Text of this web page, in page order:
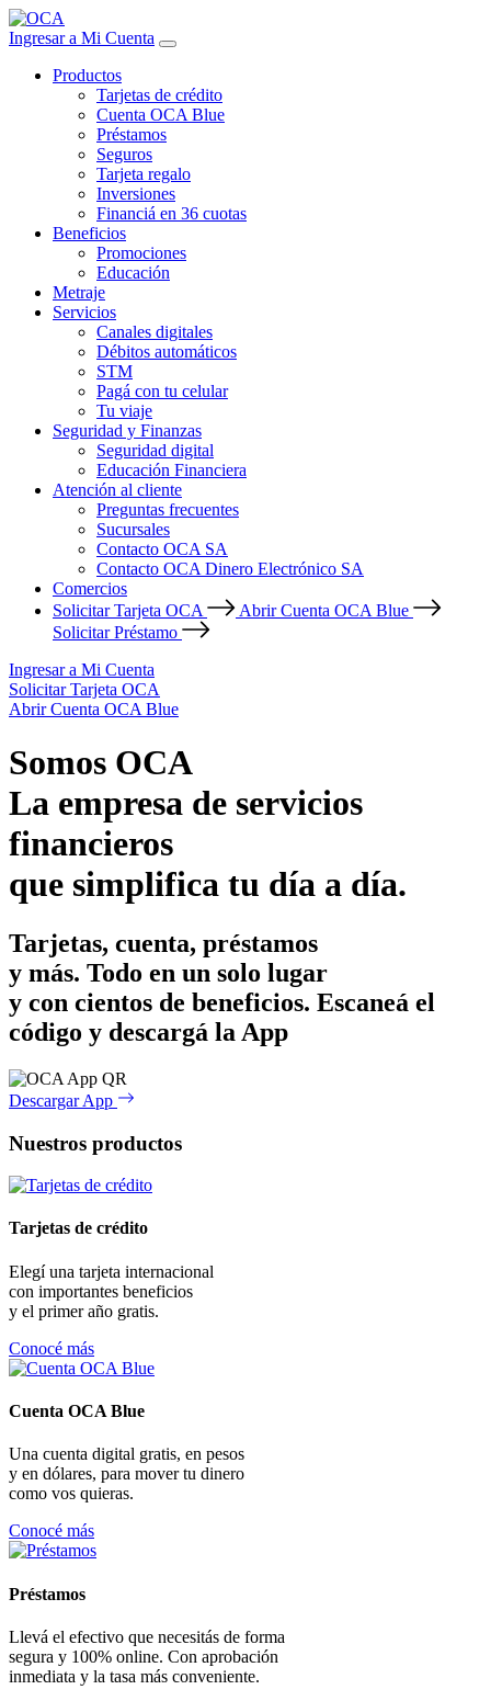
Ingresar a Mi Cuenta
Productos
Tarjetas de crédito
Cuenta OCA Blue
Préstamos
Seguros
Tarjeta regalo
Inversiones
Financiá en 36 cuotas
Beneficios
Promociones
Educación
Metraje
Servicios
Canales digitales
Débitos automáticos
STM
Pagá con tu celular
Tu viaje
Seguridad y Finanzas
Seguridad digital
Educación Financiera
Atención al cliente
Preguntas frecuentes
Sucursales
Contacto OCA SA
Contacto OCA Dinero Electrónico SA
Comercios
Solicitar Tarjeta OCA
Abrir Cuenta OCA Blue
Solicitar Préstamo
Ingresar a Mi Cuenta
Solicitar Tarjeta OCA
Abrir Cuenta OCA Blue
Somos OCA
La empresa de servicios
financieros
que simplifica tu día a día.
Tarjetas, cuenta, préstamos
y más. Todo en un solo lugar
y con cientos de beneficios. Escaneá el
código y descargá la App
Descargar App
Nuestros productos
Tarjetas de crédito
Elegí una tarjeta internacional
con importantes beneficios
y el primer año gratis.
Conocé más
Cuenta OCA Blue
Una cuenta digital gratis, en pesos
y en dólares, para mover tu dinero
como vos quieras.
Conocé más
Préstamos
Llevá el efectivo que necesitás de forma
segura y 100% online. Con aprobación
inmediata y la tasa más conveniente.